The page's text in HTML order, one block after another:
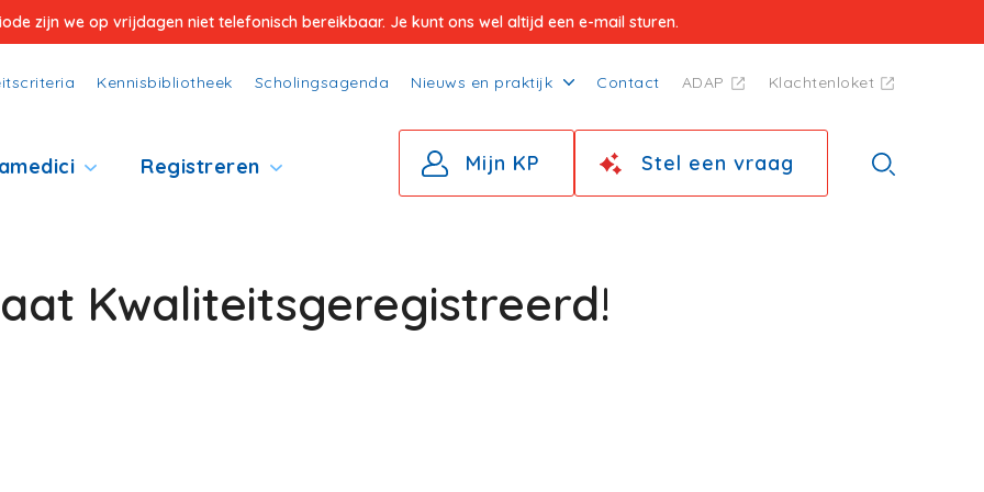
zijn we op vrijdagen niet telefonisch bereikbaar. Je kunt ons wel altijd een e-mail sturen.
Kennisbibliotheek Scholingsagenda Nieuws en praktijk Contact ADAP Klachtenloket
Registreren Mijn KP Stel een vraag
Kwaliteitsgeregistreerd!